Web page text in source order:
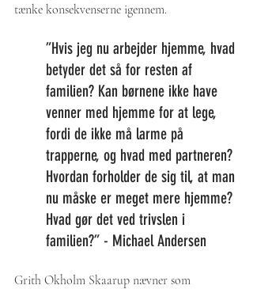
tænke konsekvenserne igennem.
”Hvis jeg nu arbejder hjemme, hvad
betyder det så for resten af
familien? Kan børnene ikke have
venner med hjemme for at lege,
fordi de ikke må larme på
trapperne, og hvad med partneren?
Hvordan forholder de sig til, at man
nu måske er meget mere hjemme?
Hvad gør det ved trivslen i
familien?” - Michael Andersen
Grith Okholm Skaarup nævner som